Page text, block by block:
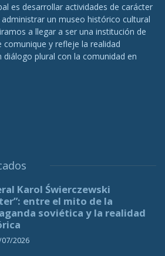
es desarrollar actividades de carácter
un museo histórico cultural
a llegar a ser una institución de
comunique y refleje la realidad
diálogo plural con la comunidad en
Karol Świerczewski
entre el mito de la
soviética y la realidad
2026